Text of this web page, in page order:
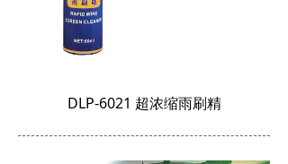
DLP-6021 超浓缩雨刷精